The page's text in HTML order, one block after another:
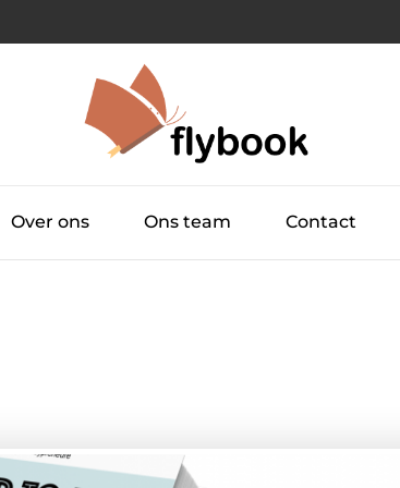
Over ons Ons team Contact